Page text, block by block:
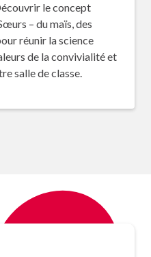
le concept
– du maïs, des
réunir la science
de la convivialité et
salle de classe.